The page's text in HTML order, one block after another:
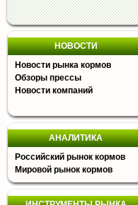
НОВОСТИ
Новости рынка кормов
Обзоры прессы
Новости компаний
АНАЛИТИКА
Российский рынок кормов
Мировой рынок кормов